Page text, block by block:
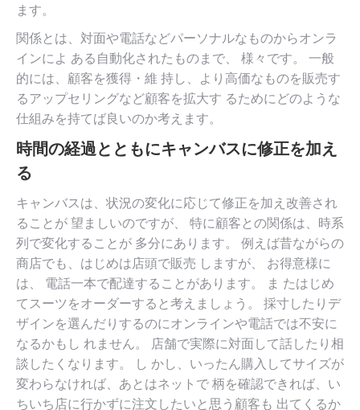
ます。
関係とは、対面や電話などパーソナルなものからオンラ
インによ ある自動化されたものまで、 様々です。 一般
的には、顧客を獲得・維 持し、より高価なものを販売す
るアップセリングなど顧客を拡大す るためにどのような
仕組みを持てば良いのか考えます。
時間の経過とともにキャンバスに修正を加え
る
キャンバスは、状況の変化に応じて修正を加え改善され
ることが 望ましいのですが、 特に顧客との関係は、時系
列で変化することが 多分にあります。 例えば昔ながらの
商店でも、はじめは店頭で販売 しますが、 お得意様に
は、 電話一本で配達することがあります。 ま たはじめ
てスーツをオーダーすると考えましょう。 採寸したりデ
ザインを選んだりするのにオンラインや電話では不安に
なるかもし れません。 店舗で実際に対面して話したり相
談したくなります。 し かし、いったん購入してサイズが
変わらなければ、あとはネットで 柄を確認できれば、い
ちいち店に行かずに注文したいと思う顧客も 出てくるか